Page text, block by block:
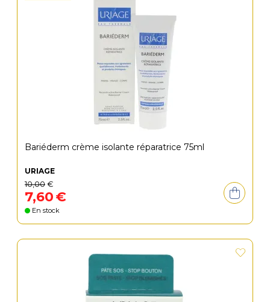
Bariéderm crème isolante réparatrice 75ml
URIAGE
10,00€
7,60€
En stock